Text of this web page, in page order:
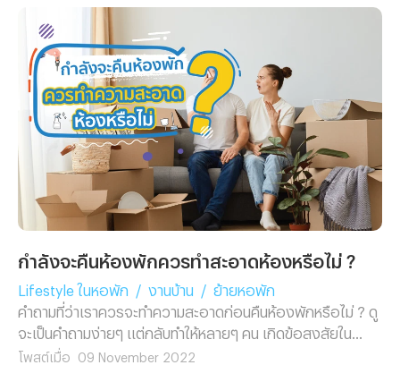
เปลี่ยนที่อยู่ จึงจำเป็นที่จะต้องแจ้งย้ายทะเบียนบ้านปลายทาง ซึ่ง
ความคิดข้างต้นนั้นจะถูกหรือผิด เราไปพบกับคำตอบที่น่าสนใจ
ที่ทางทีมงาน Renthub นำมาฝากพร้อมๆ กันเลย
กำลังจะคืนห้องพักควรทำสะอาดห้องหรือไม่ ?
Lifestyle ในหอพัก / งานบ้าน /
ย้ายหอพัก
คำถามที่ว่าเราควรจะทำความสะอาดก่อนคืนห้องพักหรือไม่ ? ดู
จะเป็นคำถามง่ายๆ แต่กลับทำให้หลายๆ คน เกิดข้อสงสัยใน
ประเด็นนี้ ซึ่งทางทีมงาน Renthub ก็ไม่รอช้าที่จะไปสรุปใจความ
โพสต์เมื่อ 09 November 2022